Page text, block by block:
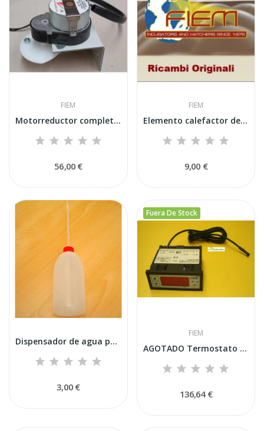
FIEM
Motorreductor completo para giro de huevos...
56,00 €
FIEM
Elemento calefactor de níquel-cromo de 200 W...
9,00 €
Dispensador de agua para higrómetro Fiem
3,00 €
Fuera De Stock
FIEM
AGOTADO Termostato Digital 1+ Sonda Fiem
136,64 €